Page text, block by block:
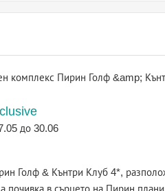
комплекс Пирин Голф &amp;
до 30.06
Голф & Кънтри Клуб 4*,
почивка в сърцето на Пирин